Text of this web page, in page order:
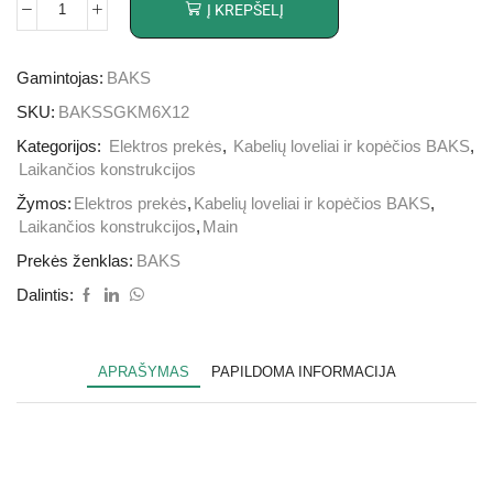
Į KREPŠELĮ
Gamintojas: BAKS
SKU: BAKSSGKM6X12
Kategorijos:
Elektros prekės, Kabelių loveliai ir kopėčios BAKS,
Laikančios konstrukcijos
Žymos: Elektros prekės, Kabelių loveliai ir kopėčios BAKS,
Laikančios konstrukcijos, Main
Prekės ženklas: BAKS
Dalintis:
APRAŠYMAS PAPILDOMA INFORMACIJA